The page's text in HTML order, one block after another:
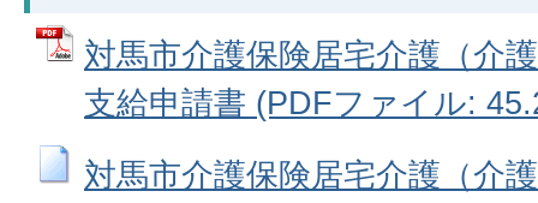
対馬市介護保険居宅介護（介
支給申請書 (PDFファイル:
対馬市介護保険居宅介護（介